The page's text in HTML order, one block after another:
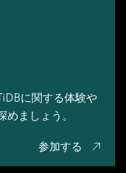
に関する体験や
ましょう。
参加する